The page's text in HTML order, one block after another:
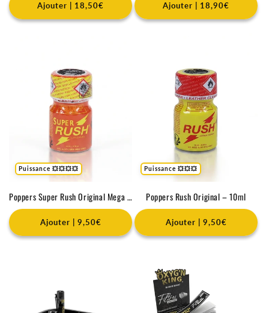
Ajouter | 18,50€ Ajouter | 18,90€
Puissance 💥💥💥💥
Poppers Super Rush Original Mega Pellet - 10ml
Ajouter | 9,50€
Puissance 💥💥💥
Poppers Rush Original – 10ml
Ajouter | 9,50€